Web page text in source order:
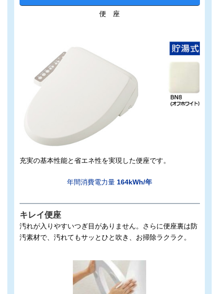
便 座
充実の基本性能と省エネ性を実現した便座です。
年間消費電力量 164kWh/年
キレイ便座
汚れが入りやすいつぎ目がありません。さらに便座裏は防
汚素材で、汚れてもサッとひと吹き、お掃除ラクラク。